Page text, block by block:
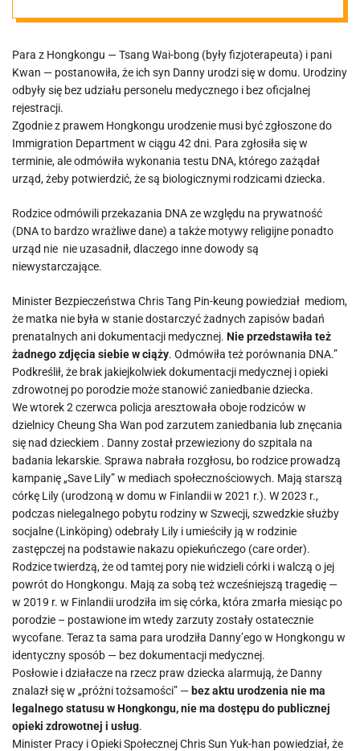
Para z Hongkongu — Tsang Wai-bong (były fizjoterapeuta) i pani
Kwan — postanowiła, że ich syn Danny urodzi się w domu. Urodziny
odbyły się bez udziału personelu medycznego i bez oficjalnej
rejestracji.
Zgodnie z prawem Hongkongu urodzenie musi być zgłoszone do
Immigration Department w ciągu 42 dni. Para zgłosiła się w
terminie, ale odmówiła wykonania testu DNA, którego zażądał
urząd, żeby potwierdzić, że są biologicznymi rodzicami dziecka.
Rodzice odmówili przekazania DNA ze względu na prywatność
(DNA to bardzo wrażliwe dane) a także motywy religijne ponadto
urząd nie nie uzasadnił, dlaczego inne dowody są
niewystarczające.
Minister Bezpieczeństwa Chris Tang Pin-keung powiedział mediom,
że matka nie była w stanie dostarczyć żadnych zapisów badań
prenatalnych ani dokumentacji medycznej. Nie przedstawiła też
żadnego zdjęcia siebie w ciąży. Odmówiła też porównania DNA.”
Podkreślił, że brak jakiejkolwiek dokumentacji medycznej i opieki
zdrowotnej po porodzie może stanowić zaniedbanie dziecka.
We wtorek 2 czerwca policja aresztowała oboje rodziców w
dzielnicy Cheung Sha Wan pod zarzutem zaniedbania lub znęcania
się nad dzieckiem . Danny został przewieziony do szpitala na
badania lekarskie. Sprawa nabrała rozgłosu, bo rodzice prowadzą
kampanię „Save Lily” w mediach społecznościowych. Mają starszą
córkę Lily (urodzoną w domu w Finlandii w 2021 r.). W 2023 r.,
podczas nielegalnego pobytu rodziny w Szwecji, szwedzkie służby
socjalne (Linköping) odebrały Lily i umieściły ją w rodzinie
zastępczej na podstawie nakazu opiekuńczego (care order).
Rodzice twierdzą, że od tamtej pory nie widzieli córki i walczą o jej
powrót do Hongkongu. Mają za sobą też wcześniejszą tragedię —
w 2019 r. w Finlandii urodziła im się córka, która zmarła miesiąc po
porodzie – postawione im wtedy zarzuty zostały ostatecznie
wycofane. Teraz ta sama para urodziła Danny’ego w Hongkongu w
identyczny sposób — bez dokumentacji medycznej.
Posłowie i działacze na rzecz praw dziecka alarmują, że Danny
znalazł się w „próżni tożsamości” — bez aktu urodzenia nie ma
legalnego statusu w Hongkongu, nie ma dostępu do publicznej
opieki zdrowotnej i usług.
Minister Pracy i Opieki Społecznej Chris Sun Yuk-han powiedział, że